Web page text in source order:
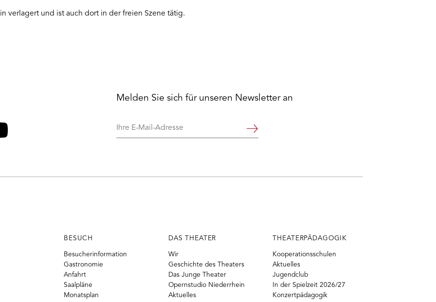
verlagert und ist auch dort in der freien Szene tätig.
Melden Sie sich für unseren Newsletter an
Ihre
Weiter
BESUCH
Besucherinformation
Gastronomie
Anfahrt
Saalpläne
Monatsplan
DAS THEATER
Wir
Geschichte des Theaters
Das Junge Theater
Opernstudio Niederrhein
Aktuelles
THEATERPÄDAGOGIK
Kooperationsschulen
Aktuelles
Jugendclub
In der Spielzeit 2026/27
Konzertpädagogik